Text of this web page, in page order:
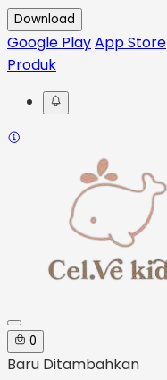
Download
Google PlayApp Store
Produk
0
Baru Ditambahkan